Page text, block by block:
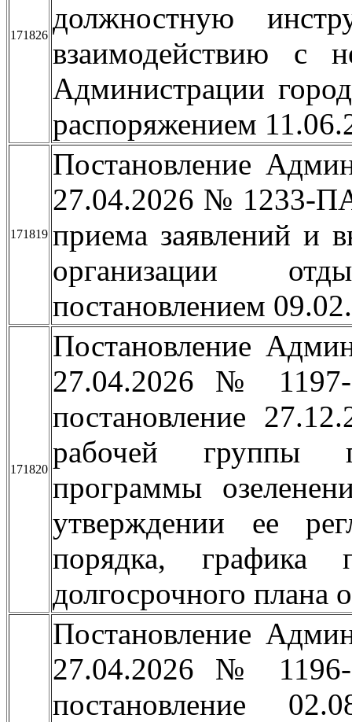
171826
должностную
взаимодействию с
Администрации
распоряжением
171819
Постановление
27.04.2026 № 1233-
приема заявлений и
организации
постановлением
171820
Постановление
27.04.2026 №
постановление
рабочей группы
программы
утверждении ее
порядка, графика
долгосрочного плана
Постановление
27.04.2026 №
постановление